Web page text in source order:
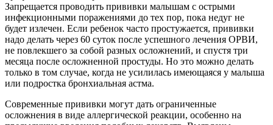
Запрещается проводить прививки малышам с острыми
инфекционными поражениями до тех пор, пока недуг не
будет излечен. Если ребенок часто простужается, прививки
надо делать через 60 суток после успешного лечения ОРВИ,
не повлекшего за собой разных осложнений, и спустя три
месяца после осложненной простуды. Но это можно делать
только в том случае, когда не усилилась имеющаяся у малыша
или подростка бронхиальная астма.
Современные прививки могут дать ограниченные
осложнения в виде аллергической реакции, особенно на